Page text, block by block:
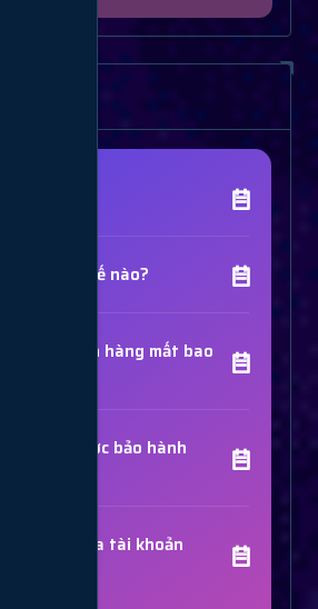
vụ như thế nào?
thành đơn hàng mất bao
mua có được bảo hành
vụ có bị khóa tài khoản